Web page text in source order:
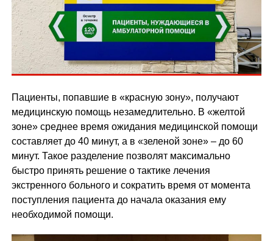
Пациенты, попавшие в «красную зону», получают
медицинскую помощь незамедлительно. В «желтой
зоне» среднее время ожидания медицинской помощи
составляет до 40 минут, а в «зеленой зоне» – до 60
минут. Такое разделение позволят максимально
быстро принять решение о тактике лечения
экстренного больного и сократить время от момента
поступления пациента до начала оказания ему
необходимой помощи.